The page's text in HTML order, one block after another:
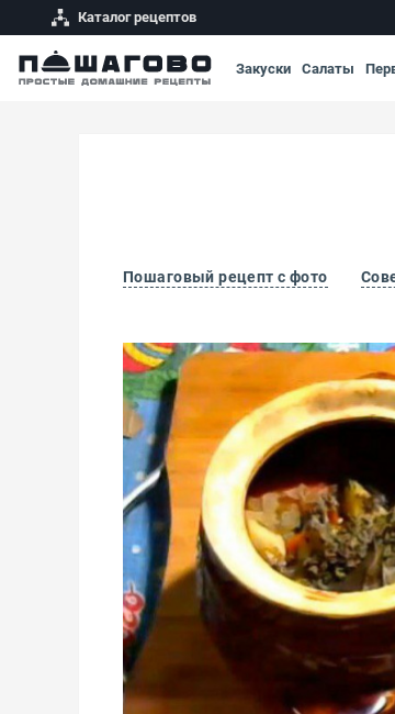
Каталог рецептов
Закуски Салаты
Пошаговый рецепт с фото
Куриный суп в горшочке в